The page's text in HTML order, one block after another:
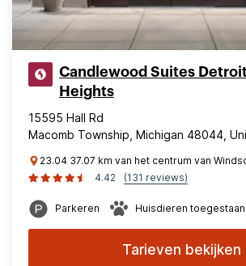
Candlewood Suites
Heights
15595 Hall Rd
Macomb Township, Michigan 48044,
23.04 37.07 km van het centrum van
4.42
(131 reviews)
Parkeren Huisdieren toegestaan
Tarieven bekijken